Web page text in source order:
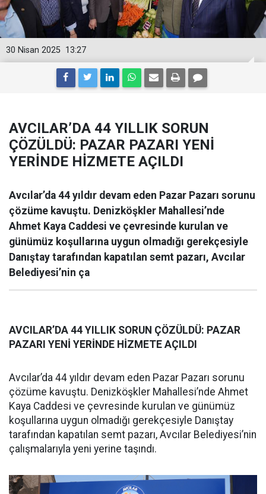
13:27
30 Nisan 2025
AVCILAR’DA 44 YILLIK SORUN
ÇÖZÜLDÜ: PAZAR PAZARI YENİ
YERİNDE HİZMETE AÇILDI
Avcılar’da 44 yıldır devam eden Pazar Pazarı sorunu
çözüme kavuştu. Denizköşkler Mahallesi’nde
Ahmet Kaya Caddesi ve çevresinde kurulan ve
günümüz koşullarına uygun olmadığı gerekçesiyle
Danıştay tarafından kapatılan semt pazarı, Avcılar
Belediyesi’nin ça
AVCILAR’DA 44 YILLIK SORUN ÇÖZÜLDÜ: PAZAR
PAZARI YENİ YERİNDE HİZMETE AÇILDI
Avcılar’da 44 yıldır devam eden Pazar Pazarı sorunu
çözüme kavuştu. Denizköşkler Mahallesi’nde Ahmet
Kaya Caddesi ve çevresinde kurulan ve günümüz
koşullarına uygun olmadığı gerekçesiyle Danıştay
tarafından kapatılan semt pazarı, Avcılar Belediyesi’nin
çalışmalarıyla yeni yerine taşındı.